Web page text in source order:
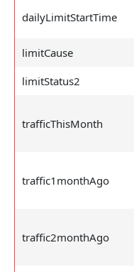
dailyLimitStartTime
limitCause
limitStatus2
trafficThisMonth
traffic1monthAgo
traffic2monthAgo